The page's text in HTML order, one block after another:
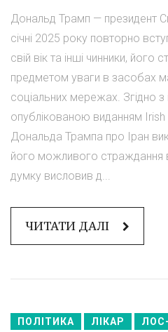
Дональд Трамп — президент
січні 2025 року повторно
свій вік та інші чинники, його
предметом уваги в засобах
соціальних мережах. Згідно
опублікованою виданням
Дональда Трампа про Іран
його можливого страждання
думку висловив д...
ЧИТАТИ ДАЛІ
ПОЛІТИКА ЛІКАР